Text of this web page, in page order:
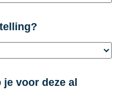
voor deze al